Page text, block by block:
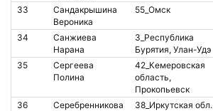
33
Сандакрышина
Вероника
55_Омск
34
Санжиева
Нарана
3_Республика
Бурятия, Улан-Удэ
35
Сергеева
Полина
42_Кемеровская
область,
Прокопьевск
36
Серебренникова
38_Иркутская обл.